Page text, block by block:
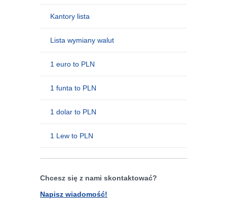
Kantory lista
Lista wymiany walut
1 euro to PLN
1 funta to PLN
1 dolar to PLN
1 Lew to PLN
Chcesz się z nami skontaktować?
Napisz wiadomość!